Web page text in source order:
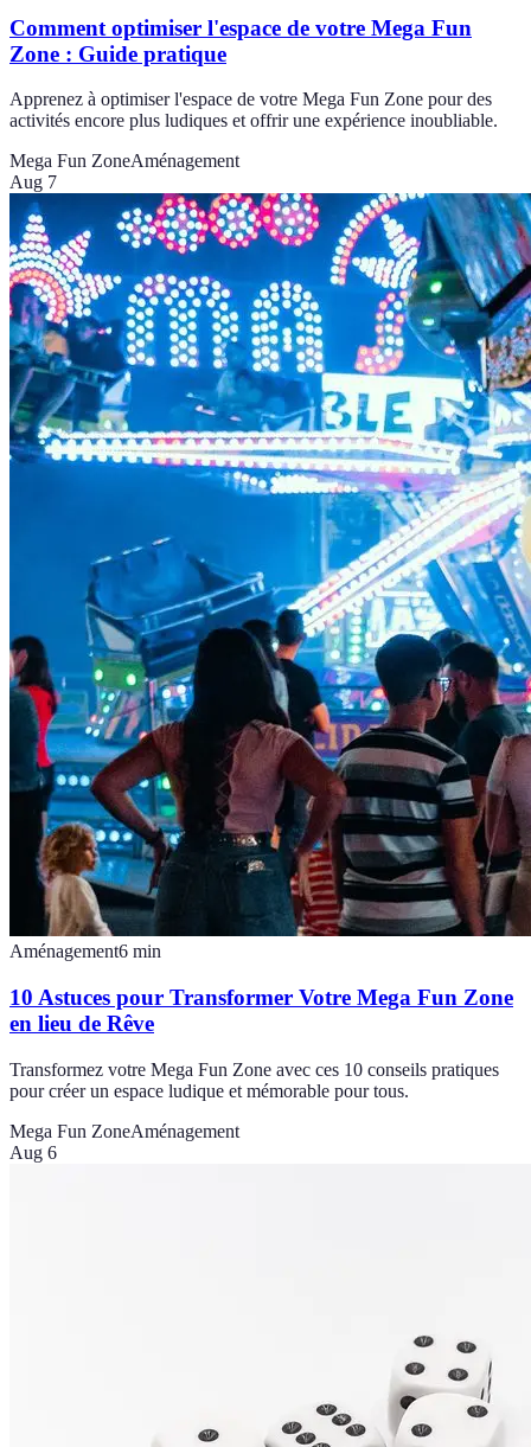
Comment optimiser l'espace de votre Mega Fun
Zone : Guide pratique
Apprenez à optimiser l'espace de votre Mega Fun Zone pour des
activités encore plus ludiques et offrir une expérience inoubliable.
Mega Fun ZoneAménagement
Aug 7
Aménagement6 min
10 Astuces pour Transformer Votre Mega Fun Zone
en lieu de Rêve
Transformez votre Mega Fun Zone avec ces 10 conseils pratiques
pour créer un espace ludique et mémorable pour tous.
Mega Fun ZoneAménagement
Aug 6